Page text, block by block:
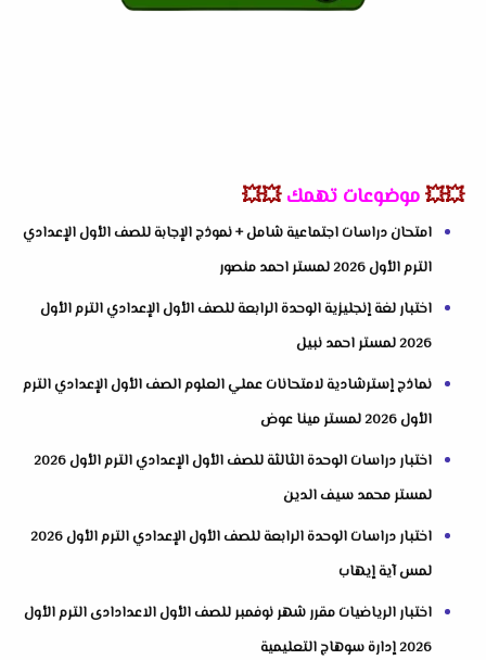
💥💥موضوعات تهمك 💥💥
امتحان دراسات اجتماعية شامل + نموذج الإجابة للصف الأول الإعدادي
الترم الأول 2026 لمستر احمد منصور
اختبار لغة إنجليزية الوحدة الرابعة للصف الأول الإعدادي الترم الأول
2026 لمستر احمد نبيل
نماذج إسترشادية لامتحانات عملي العلوم الصف الأول الإعدادي الترم
الأول 2026 لمستر مينا عوض
اختبار دراسات الوحدة الثالثة للصف الأول الإعدادي الترم الأول 2026
لمستر محمد سيف الدين
اختبار دراسات الوحدة الرابعة للصف الأول الإعدادي الترم الأول 2026
لمس آية إيهاب
اختبار الرياضيات مقرر شهر نوفمبر للصف الأول الاعدادادى الترم الأول
2026 إدارة سوهاج التعليمية